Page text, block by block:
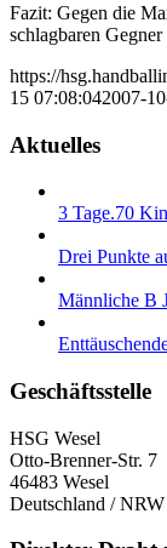
Fazit: Gegen die
schlagbaren
https://
15 07:08:042007-
Aktuelles
3 Tage.70
Drei Punkte
Männliche B
Geschäftsstelle
HSG Wesel
Otto-Brenner-Str. 7
46483 Wesel
Deutschland / NRW